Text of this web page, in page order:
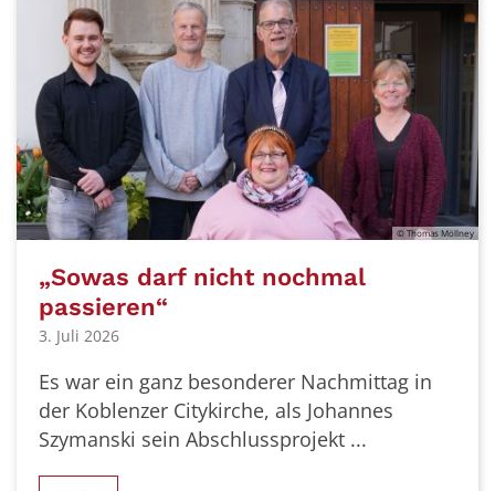
© Thomas Möllney
„Sowas darf nicht nochmal
passieren“
3. Juli 2026
Es war ein ganz besonderer Nachmittag in
der Koblenzer Citykirche, als Johannes
Szymanski sein Abschlussprojekt ...